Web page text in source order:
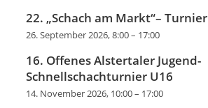
22. „Schach am Markt“– Turnier
26. September 2026, 8:00– 17:00
16. Offenes Alstertaler Jugend-
Schnellschachturnier U16
14. November 2026, 10:00– 17:00